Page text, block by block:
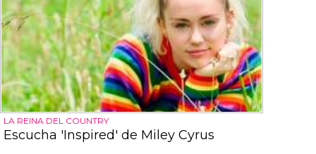
LA REINA DEL COUNTRY
Escucha 'Inspired' de Miley Cyrus